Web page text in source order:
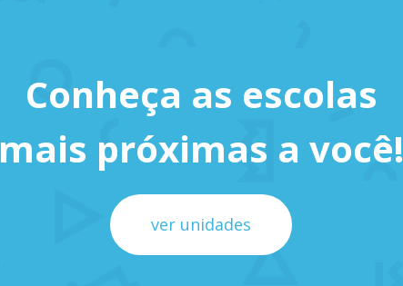
Conheça as escolas
mais próximas a você!
ver unidades